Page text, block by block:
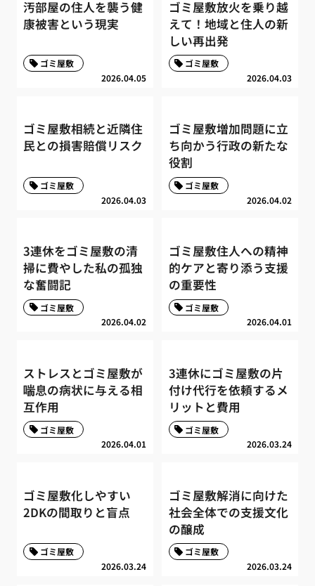
汚部屋の住人を襲う健
康被害という現実
2026.04.05
ゴミ屋敷
ゴミ屋敷放火を乗り越
えて！地域と住人の新
しい再出発
2026.04.03
ゴミ屋敷
ゴミ屋敷相続と近隣住
民との損害賠償リスク
2026.04.03
ゴミ屋敷
ゴミ屋敷増加問題に立
ち向かう行政の新たな
役割
2026.04.02
ゴミ屋敷
3連休をゴミ屋敷の清
掃に費やした私の孤独
な奮闘記
2026.04.02
ゴミ屋敷
ゴミ屋敷住人への精神
的ケアと寄り添う支援
の重要性
2026.04.01
ゴミ屋敷
ストレスとゴミ屋敷が
喘息の病状に与える相
互作用
2026.04.01
ゴミ屋敷
3連休にゴミ屋敷の片
付け代行を依頼するメ
リットと費用
2026.03.24
ゴミ屋敷
ゴミ屋敷化しやすい
2DKの間取りと盲点
2026.03.24
ゴミ屋敷
ゴミ屋敷解消に向けた
社会全体での支援文化
の醸成
2026.03.24
ゴミ屋敷